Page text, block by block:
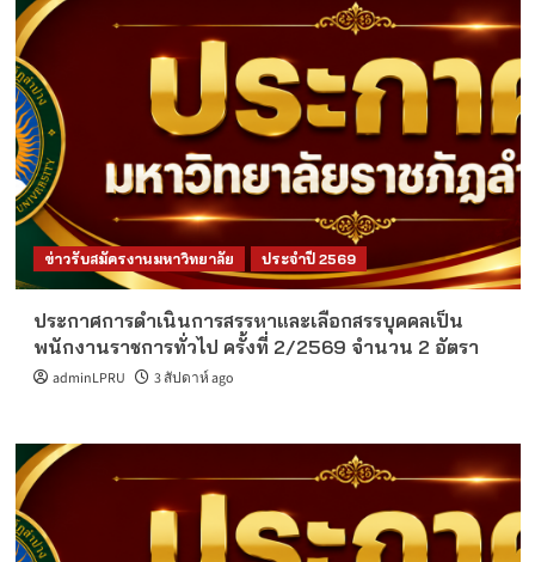
ข่าวรับสมัครงานมหาวิทยาลัย ประจำปี 2569
ประกาศการดำเนินการสรรหาและเลือกสรรบุคคลเป็น
พนักงานราชการทั่วไป ครั้งที่ 2/2569 จำนวน 2 อัตรา
adminLPRU 3 สัปดาห์ ago